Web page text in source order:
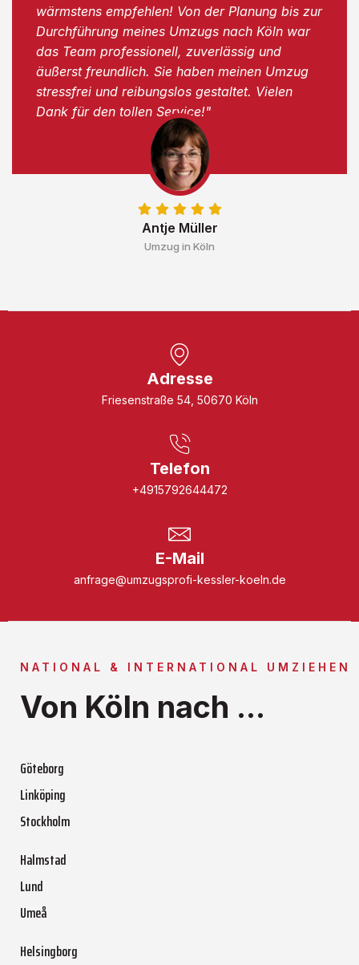
Antje Müller
Umzug in Köln
wärmstens empfehlen! Von der Planung bis zur
Durchführung meines Umzugs nach Köln war
das Team professionell, zuverlässig und
äußerst freundlich. Sie haben meinen Umzug
stressfrei und reibungslos gestaltet. Vielen
Dank für den tollen Service!"
Adresse
Friesenstraße 54, 50670 Köln
Telefon
+4915792644472
E-Mail
anfrage@umzugsprofi-kessler-koeln.de
NATIONAL & INTERNATIONAL UMZIEHEN
Von Köln nach ...
Göteborg
Linköping
Stockholm
Halmstad
Lund
Umeå
Helsingborg